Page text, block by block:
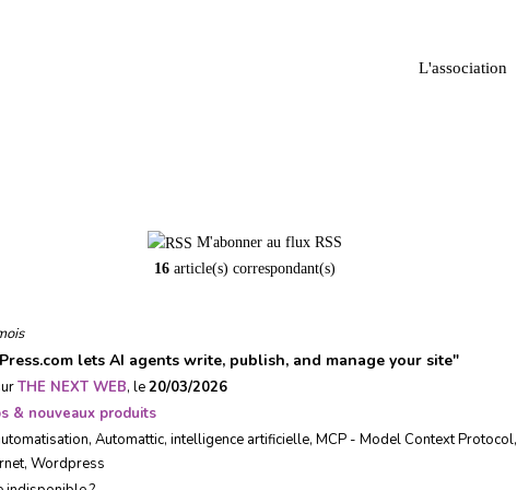
L'association
M'abonner au flux RSS
16 article(s) correspondant(s)
lets AI agents write, publish, and manage your site"
THE NEXT WEB, le20/03/2026
& nouveaux produits
, Automattic, intelligence artificielle, MCP - Model Context Protocol,
, Wordpress